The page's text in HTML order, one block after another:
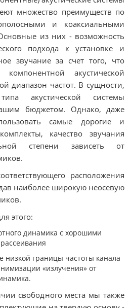
множество преимуществ по
и коаксиальными
из них - возможность
подхода к установке и
звучание за счет того, что
акустической
диапазон частот. В сущности,
акустической системы
бюджетом. Однако, даже
самые дорогие и
качество звучания
степени зависеть от
расположения
наиболее широкую неосевую
этого:
динамика с хорошими
низкой границы частоты канала
«излучения» от
свободного места мы также